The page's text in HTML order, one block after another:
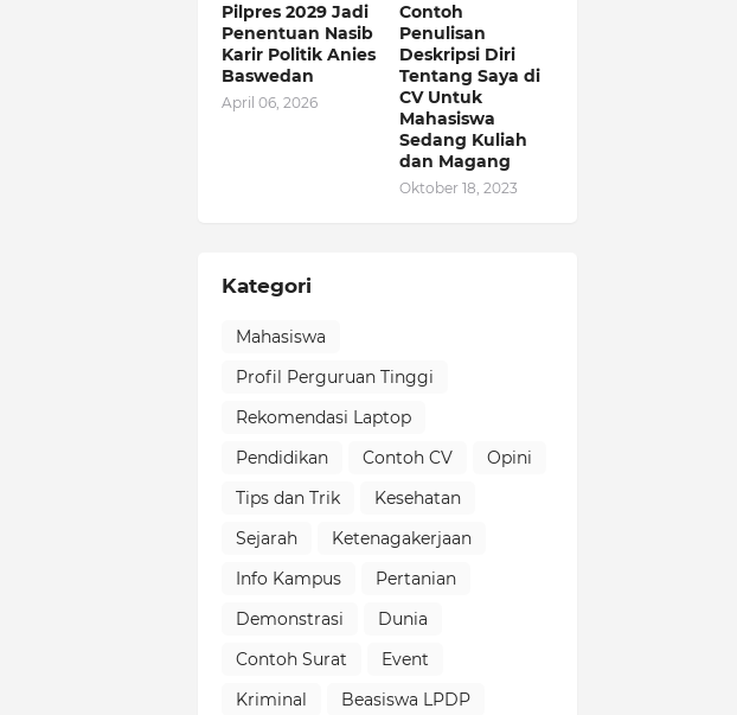
Pilpres 2029 Jadi
Penentuan Nasib
Karir Politik Anies
Baswedan
April 06, 2026
Contoh
Penulisan
Deskripsi Diri
Tentang Saya di
CV Untuk
Mahasiswa
Sedang Kuliah
dan Magang
Oktober 18, 2023
Kategori
Mahasiswa
Profil Perguruan Tinggi
Rekomendasi Laptop
Pendidikan
Contoh CV
Opini
Tips dan Trik
Kesehatan
Sejarah
Ketenagakerjaan
Info Kampus
Pertanian
Demonstrasi
Dunia
Contoh Surat
Event
Kriminal
Beasiswa LPDP